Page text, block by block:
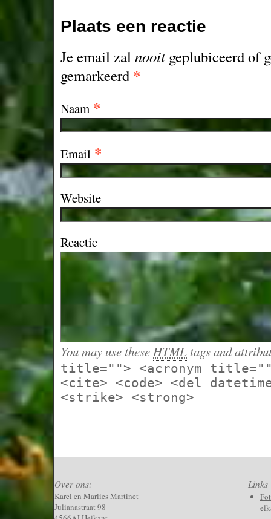
Plaats een reactie
Je email zalnooitgeplubiceerd of
gemarkeerd *
Naam *
Email *
Website
Reactie
You may use theseHTML tags and
title=""> <acronym
<cite> <code> <del
<strike> <strong>
Over ons:
Karel en Marlies Martinet
Julianastraat 98
Links